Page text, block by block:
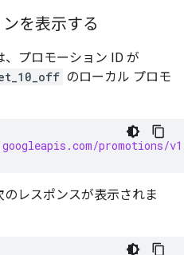
を表示する
プロモーション ID が
のローカル プロモ
promotions/
レスポンスが表示されま